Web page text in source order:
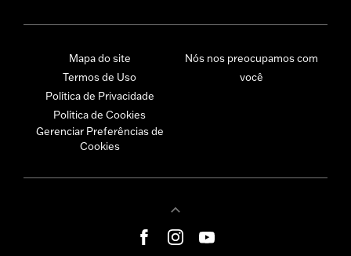
Mapa do site
Termos de Uso
Política de Privacidade
Política de Cookies
Gerenciar Preferências de
Cookies
Nós nos preocupamos com
você